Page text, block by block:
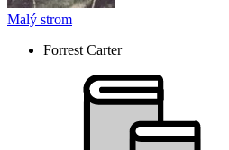
Malý strom
Forrest Carter